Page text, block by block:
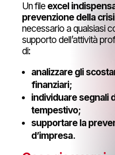
Un file excel
prevenzione della
necessario a qualsiasi
supporto dell’attività
di:
analizzare gli
finanziari;
individuare segnali
tempestivo;
supportare la
d’impresa.